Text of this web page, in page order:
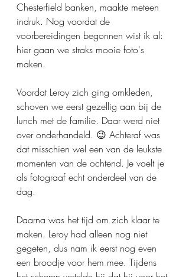
Chesterfield banken, maakte meteen
indruk. Nog voordat de
voorbereidingen begonnen wist ik al:
hier gaan we straks mooie foto's
maken.
Voordat Leroy zich ging omkleden,
schoven we eerst gezellig aan bij de
lunch met de familie. Daar werd niet
over onderhandeld. 😉 Achteraf was
dat misschien wel een van de leukste
momenten van de ochtend. Je voelt je
als fotograaf echt onderdeel van de
dag.
Daarna was het tijd om zich klaar te
maken. Leroy had alleen nog niet
gegeten, dus nam ik eerst nog even
een broodje voor hem mee. Tijdens